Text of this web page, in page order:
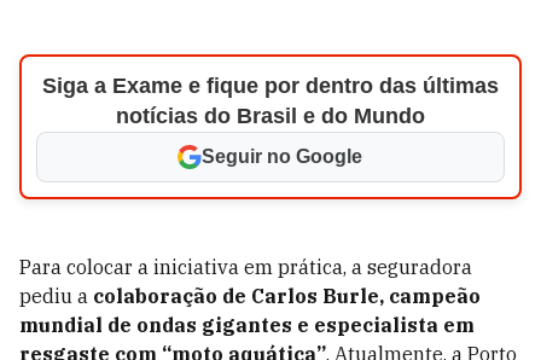
Siga a Exame e fique por dentro das últimas
notícias do Brasil e do Mundo
Seguir no Google
Para colocar a iniciativa em prática, a seguradora
pediu a colaboração de Carlos Burle, campeão
mundial de ondas gigantes e especialista em
resgaste com “moto aquática”. Atualmente, a Porto